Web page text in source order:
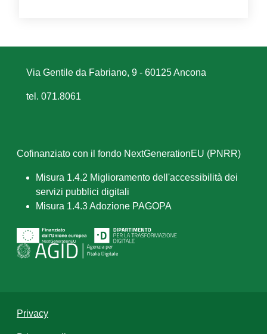
Via Gentile da Fabriano, 9 - 60125 Ancona
tel. 071.8061
Cofinanziato con il fondo NextGenerationEU (PNRR)
Misura 1.4.2 Miglioramento dell'accessibilità dei
servizi pubblici digitali
Misura 1.4.3 Adozione PAGOPA
Privacy